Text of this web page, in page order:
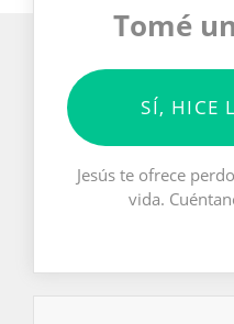
Tomé
SÍ, HICE
Jesús te ofrece
vida.